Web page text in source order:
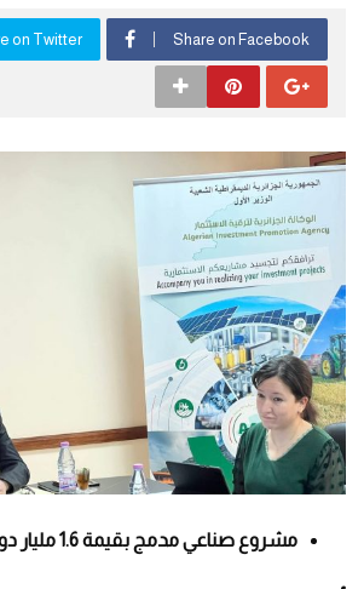
Share on Facebook
on Twitter
مشروع صناعي مدمج بقيمة 1.6 مليار دولار قيد الدراسة